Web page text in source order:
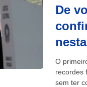
De
O
recordes
sem ter